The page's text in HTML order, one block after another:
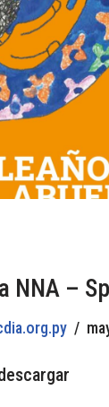
NNA –